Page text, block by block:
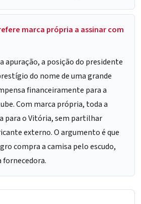
marca própria a assinar com
apuração, a posição do presidente
do nome de uma grande
financeiramente para a
Com marca própria, toda a
para o Vitória, sem partilhar
externo. O argumento é que
compra a camisa pelo escudo,
fornecedora.